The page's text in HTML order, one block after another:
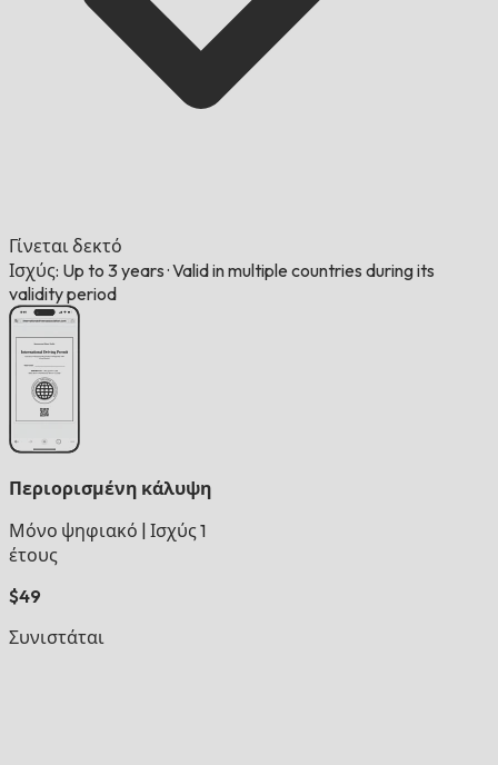
Γίνεται δεκτό
Ισχύς: Up to 3 years ·Valid in multiple countries during its
validity period
Περιορισμένη κάλυψη
Μόνο ψηφιακό Ισχύς 1
έτους
$49
Συνιστάται